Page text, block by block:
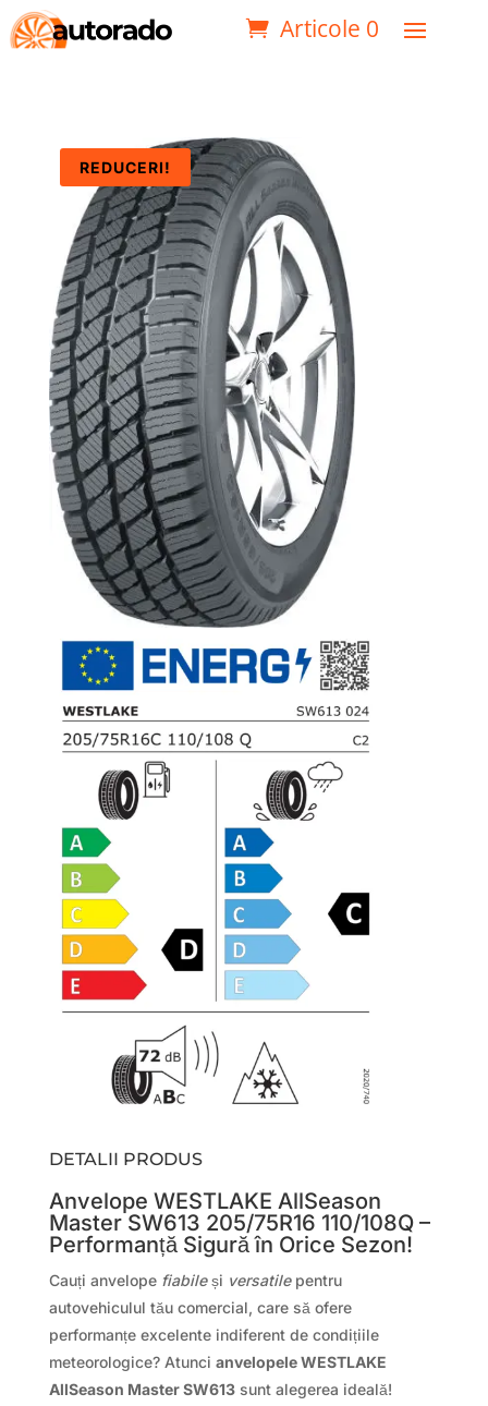
Articole 0
REDUCERI!
DETALII PRODUS
Anvelope WESTLAKE AllSeason
Master SW613 205/75R16 110/108Q –
Performanță Sigură în Orice Sezon!
Cauți anvelope fiabileși versatilepentru
autovehiculul tău comercial, care să ofere
performanțe excelente indiferent de condițiile
meteorologice? Atunci anvelopele WESTLAKE
AllSeason Master SW613sunt alegerea ideală!